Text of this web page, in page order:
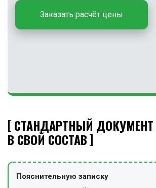
Заказать расчёт цены
СТАНДАРТНЫЙ
В СВОЙ СОСТАВ
Пояснительную записку